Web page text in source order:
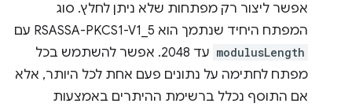
אפשר ליצור רק מפתחות שלא ניתן לחלץ. סוג
המפתח היחיד שנתמך הוא RSASSA-PKCS1-V1_5 עם
modulusLength
עד 2048. אפשר להשתמש בכל
מפתח לחתימה על נתונים פעם אחת לכל היותר, אלא
אם התוסף נכלל ברשימת ההיתרים באמצעות